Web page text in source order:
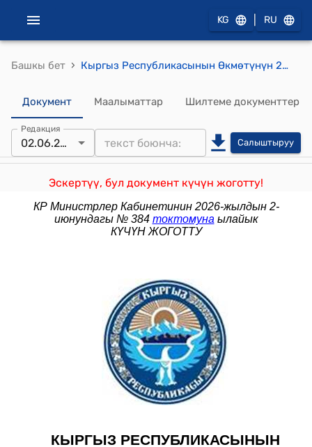
KG RU
Башкы бет › Кыргыз Республикасынын Өкмөтүнүн 2017-жылдын 21-ноябрындагы № 760 "Жеке маалыматтарды маалымат тутумдарында иштетүү учурунда аткарылышы жеке маалыматтардын корголушун белгиленген деңгээлде камсыз кылуучу, жеке маалыматтардын коопсуздугун камсыз кылууга жана коргоого талаптарды бекитүү жөнүндө" токтому
Документ Маалыматтар Шилтеме документтер
Редакция
02.06.2026 Салыштыруу
Эскертүү, бул документ күчүн жоготту!